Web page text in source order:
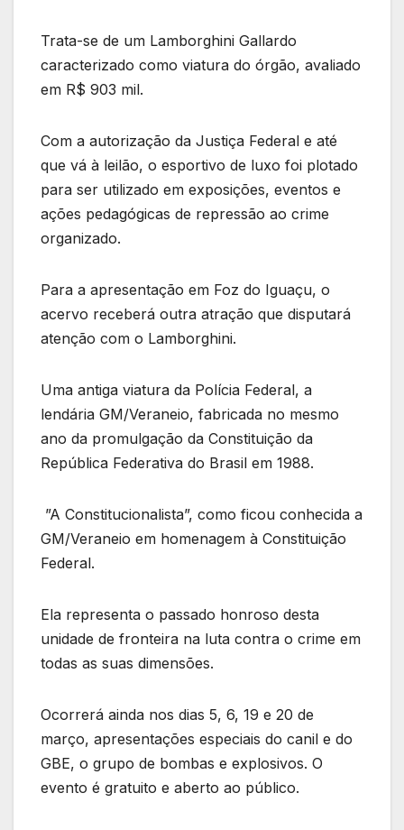
Trata-se de um Lamborghini Gallardo
caracterizado como viatura do órgão, avaliado
em R$ 903 mil.
Com a autorização da Justiça Federal e até
que vá à leilão, o esportivo de luxo foi plotado
para ser utilizado em exposições, eventos e
ações pedagógicas de repressão ao crime
organizado.
Para a apresentação em Foz do Iguaçu, o
acervo receberá outra atração que disputará
atenção com o Lamborghini.
Uma antiga viatura da Polícia Federal, a
lendária GM/Veraneio, fabricada no mesmo
ano da promulgação da Constituição da
República Federativa do Brasil em 1988.
”A Constitucionalista”, como ficou conhecida a
GM/Veraneio em homenagem à Constituição
Federal.
Ela representa o passado honroso desta
unidade de fronteira na luta contra o crime em
todas as suas dimensões.
Ocorrerá ainda nos dias 5, 6, 19 e 20 de
março, apresentações especiais do canil e do
GBE, o grupo de bombas e explosivos. O
evento é gratuito e aberto ao público.